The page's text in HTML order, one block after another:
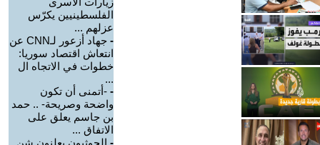
الفلسطينيين يكرّس
عزلهم ...
-
جهاد أزعور لـCNN عن
انتعاش اقتصاد سوريا:
خطوات في الاتجاه ال
...
- -أتمنى أن تكون
واضحة وصريحة- .. حمد
بن جاسم يعلق على
الاتفاق ...
- الحوثيون يعلنون شن